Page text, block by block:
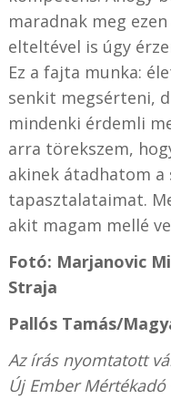
maradnak meg
elteltével is úgy
Ez a fajta munka:
senkit megsérteni,
mindenki érdemli
arra törekszem,
akinek átadhatom a
tapasztalataimat.
akit magam mellé
Fotó: Marjanovic
Straja
Pallós Tamás/
Az írás nyomtatott
Új Ember